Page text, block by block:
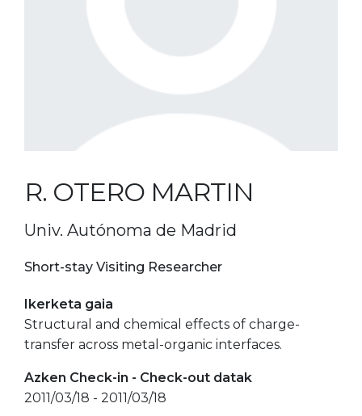
R. OTERO MARTIN
Univ. Autónoma de Madrid
Short-stay Visiting Researcher
Ikerketa gaia
Structural and chemical effects of charge-
transfer across metal-organic interfaces.
Azken Check-in - Check-out datak
2011/03/18 - 2011/03/18